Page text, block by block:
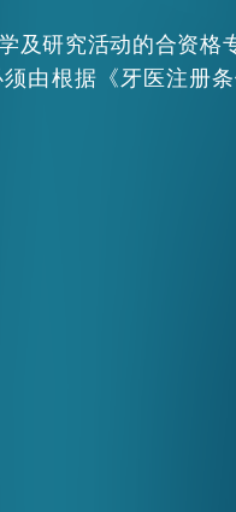
及研究活动的合资格
由根据《牙医注册